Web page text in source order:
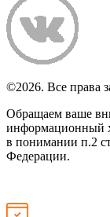
©2026. Все права
Обращаем ваше
информационный
в понимании п.2
Федерации.